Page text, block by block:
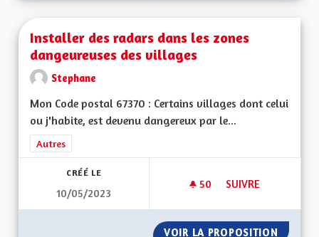
Installer des radars dans les zones
dangeureuses des villages
Stephane
Mon Code postal 67370 : Certains villages dont celui
ou j'habite, est devenu dangereux par le...
Filtrer les résultats de la catégorie : Autres
Autres
CRÉÉ LE
10/05/2023
50 50 ABONNÉS
SUIVRE
VOIR LA PROPOSITION